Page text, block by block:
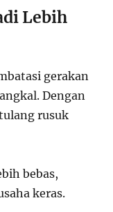
Lebih
gerakan
Dengan
rusuk
bebas,
keras.